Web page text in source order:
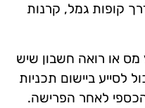
קופות גמל, קרנות
מס או רואה חשבון שיש
לסייע ביישום תכניות
לאחר הפרישה.